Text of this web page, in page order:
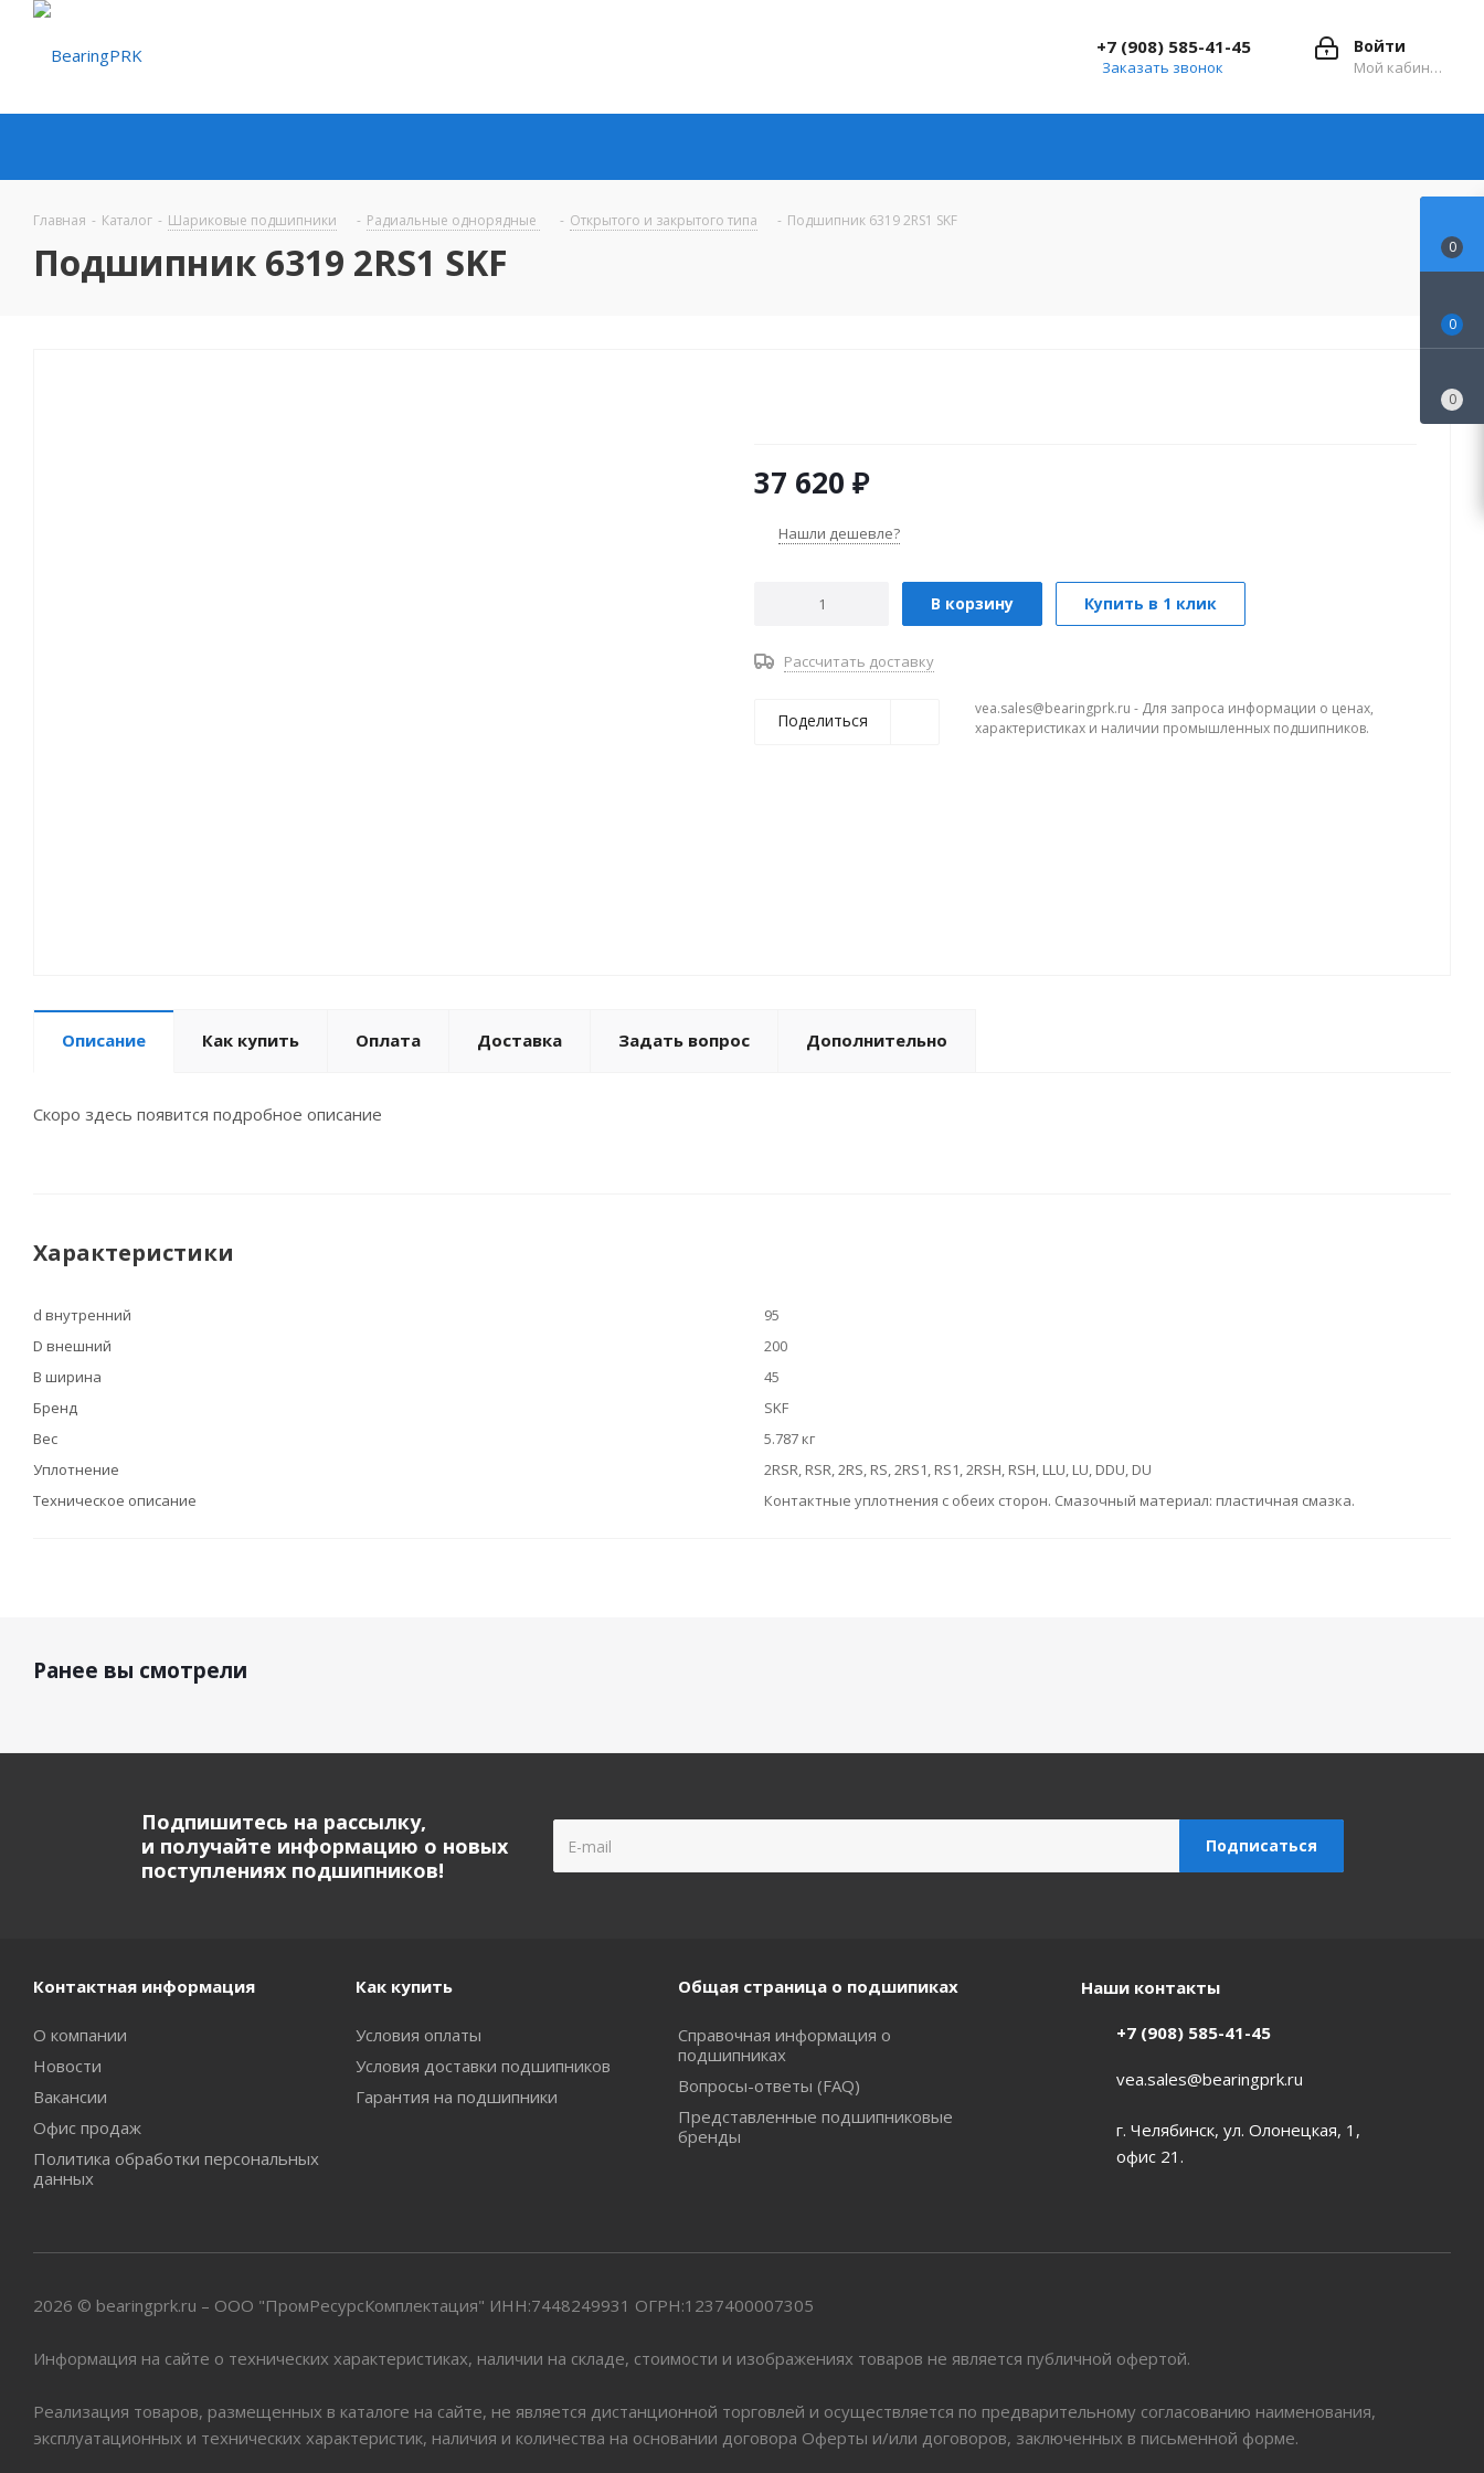
Войти
Мой кабинет
+7 (908) 585-41-45
Заказать звонок
Главная - Каталог - Шариковые подшипники - Радиальные однорядные - Открытого и закрытого типа - Подшипник 6319 2RS1 SKF
Подшипник 6319 2RS1 SKF
37 620 ₽
Нашли дешевле?
В корзину Купить в 1 клик
Рассчитать доставку
Поделиться
vea.sales@bearingprk.ru - Для запроса информации о ценах,
характеристиках и наличии промышленных подшипников.
Описание Как купить Оплата Доставка Задать вопрос Дополнительно
Скоро здесь появится подробное описание
Характеристики
d внутренний
95
D внешний
200
B ширина
45
Бренд
SKF
Вес
5.787 кг
Уплотнение
2RSR, RSR, 2RS, RS, 2RS1, RS1, 2RSH, RSH, LLU, LU, DDU, DU
Техническое описание
Контактные уплотнения с обеих сторон. Смазочный материал: пластичная смазка.
Ранее вы смотрели
Подпишитесь на рассылку,
и получайте информацию о новых
поступлениях подшипников!
Контактная информация
О компании
Новости
Вакансии
Офис продаж
Политика обработки персональных
данных
Как купить
Условия оплаты
Условия доставки подшипников
Гарантия на подшипники
Общая страница о подшипиках
Справочная информация о
подшипниках
Вопросы-ответы (FAQ)
Представленные подшипниковые
бренды
Наши контакты
+7 (908) 585-41-45
vea.sales@bearingprk.ru
г. Челябинск, ул. Олонецкая, 1,
офис 21.
2026 © bearingprk.ru – ООО "ПромРесурсКомплектация" ИНН:7448249931 ОГРН:1237400007305
Информация на сайте о технических характеристиках, наличии на складе, стоимости и изображениях товаров не является публичной офертой.
Реализация товаров, размещенных в каталоге на сайте, не является дистанционной торговлей и осуществляется по предварительному согласованию наименования,
эксплуатационных и технических характеристик, наличия и количества на основании договора Оферты и/или договоров, заключенных в письменной форме.
0
0
0